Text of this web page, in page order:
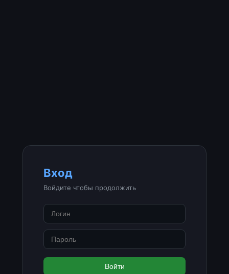
Вход
Войдите чтобы продолжить
Войти